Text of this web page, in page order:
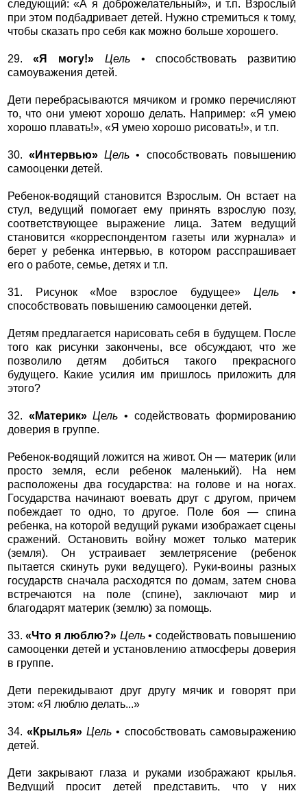
следующий: «А я доброжелательный», и т.п. Взрослый
при этом подбадривает детей. Нужно стремиться к тому,
чтобы сказать про себя как можно больше хорошего.
29.«Я могу!» Цель• способствовать развитию
самоуважения детей.
Дети перебрасываются мячиком и громко перечисляют
то, что они умеют хорошо делать. Например: «Я умею
хорошо плавать!», «Я умею хорошо рисовать!», и т.п.
30. «Интервью» Цель • способствовать повышению
самооценки детей.
Ребенок-водящий становится Взрослым. Он встает на
стул, ведущий помогает ему принять взрослую позу,
соответствующее выражение лица. Затем ведущий
становится «корреспондентом газеты или журнала» и
берет у ребенка интервью, в котором расспрашивает
его о работе, семье, детях и т.п.
31. Рисунок «Мое взрослое будущее»Цель •
способствовать повышению самооценки детей.
Детям предлагается нарисовать себя в будущем. После
того как рисунки закончены, все обсуждают, что же
позволило детям добиться такого прекрасного
будущего. Какие усилия им пришлось приложить для
этого?
32. «Материк» Цель • содействовать формированию
доверия в группе.
Ребенок-водящий ложится на живот. Он — материк (или
просто земля, если ребенок маленький). На нем
расположены два государства: на голове и на ногах.
Государства начинают воевать друг с другом, причем
побеждает то одно, то другое. Поле боя — спина
ребенка, на которой ведущий руками изображает сцены
сражений. Остановить войну может только материк
(земля). Он устраивает землетрясение (ребенок
пытается скинуть руки ведущего). Руки-воины разных
государств сначала расходятся по домам, затем снова
встречаются на поле (спине), заключают мир и
благодарят материк (землю) за помощь.
33.«Что я люблю?» Цель• содействовать повышению
самооценки детей и установлению атмосферы доверия
в группе.
Дети перекидывают друг другу мячик и говорят при
этом: «Я люблю делать...»
34. «Крылья» Цель • способствовать самовыражению
детей.
Дети закрывают глаза и руками изображают крылья.
Ведущий просит детей представить, что у них